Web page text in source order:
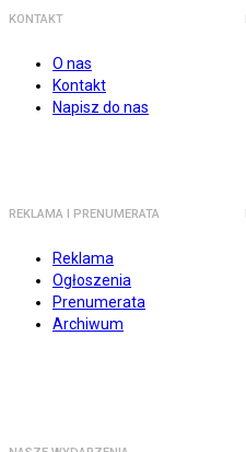
KONTAKT
O nas
Kontakt
Napisz do nas
REKLAMA I PRENUMERATA
Reklama
Ogłoszenia
Prenumerata
Archiwum